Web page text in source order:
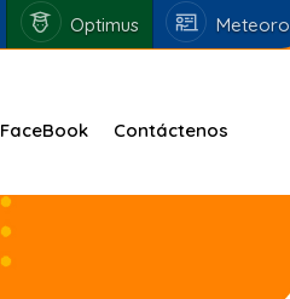
Optimus Meteoro
FaceBook Contáctenos